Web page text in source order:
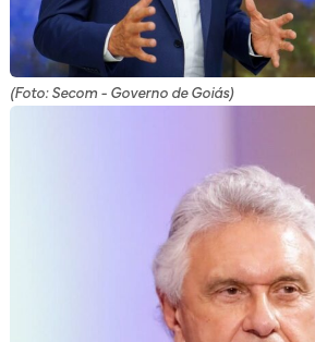
(Foto: Secom - Governo de Goiás)